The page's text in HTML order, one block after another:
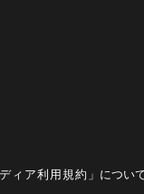
ィア利用規約 」につい